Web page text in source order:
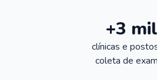
+3 mil
clínicas e
coleta de